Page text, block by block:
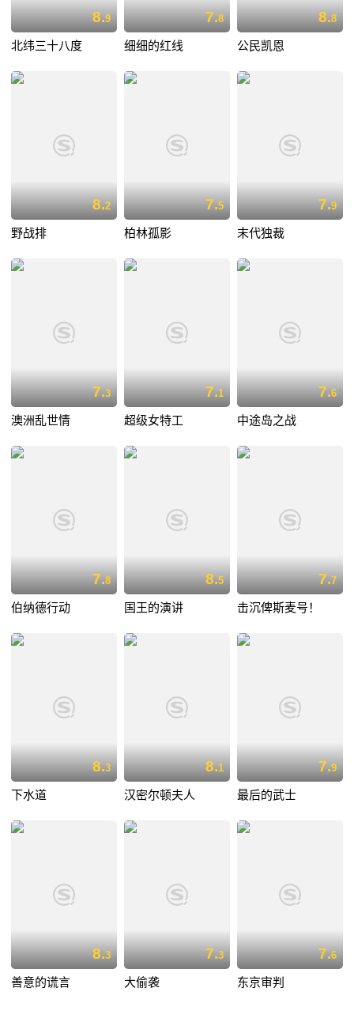
8.9
北纬三十八度
7.8
细细的红线
8.8
公民凯恩
8.2
野战排
7.5
柏林孤影
7.9
末代独裁
7.3
澳洲乱世情
7.1
超级女特工
7.6
中途岛之战
7.8
伯纳德行动
8.5
国王的演讲
7.7
击沉俾斯麦号！
8.3
下水道
8.1
汉密尔顿夫人
7.9
最后的武士
8.3
善意的谎言
7.3
大偷袭
7.6
东京审判